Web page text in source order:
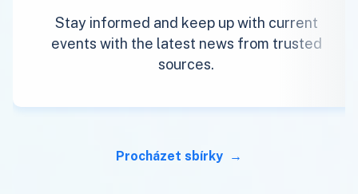
Stay informed and keep up with current
events with the latest news from trusted
sources.
Procházet sbírky